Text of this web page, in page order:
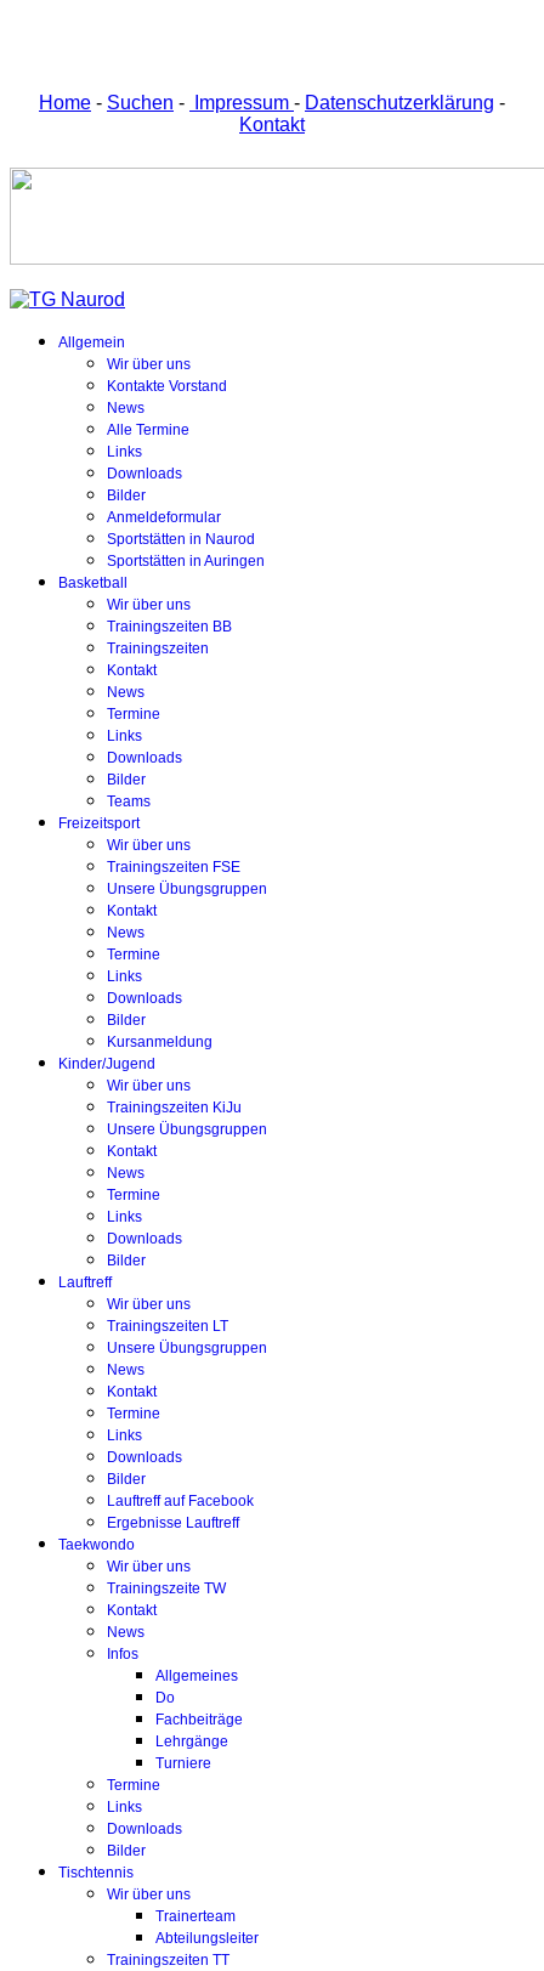
Home - Suchen - Impressum - Datenschutzerklärung -
Kontakt
Allgemein
Wir über uns
Kontakte Vorstand
News
Alle Termine
Links
Downloads
Bilder
Anmeldeformular
Sportstätten in Naurod
Sportstätten in Auringen
Basketball
Wir über uns
Trainingszeiten BB
Trainingszeiten
Kontakt
News
Termine
Links
Downloads
Bilder
Teams
Freizeitsport
Wir über uns
Trainingszeiten FSE
Unsere Übungsgruppen
Kontakt
News
Termine
Links
Downloads
Bilder
Kursanmeldung
Kinder/Jugend
Wir über uns
Trainingszeiten KiJu
Unsere Übungsgruppen
Kontakt
News
Termine
Links
Downloads
Bilder
Lauftreff
Wir über uns
Trainingszeiten LT
Unsere Übungsgruppen
News
Kontakt
Termine
Links
Downloads
Bilder
Lauftreff auf Facebook
Ergebnisse Lauftreff
Taekwondo
Wir über uns
Trainingszeite TW
Kontakt
News
Infos
Allgemeines
Do
Fachbeiträge
Lehrgänge
Turniere
Termine
Links
Downloads
Bilder
Tischtennis
Wir über uns
Trainerteam
Abteilungsleiter
Trainingszeiten TT